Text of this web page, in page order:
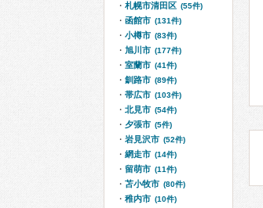
札幌市清田区 (55件)
函館市 (131件)
小樽市 (83件)
旭川市 (177件)
室蘭市 (41件)
釧路市 (89件)
帯広市 (103件)
北見市 (54件)
夕張市 (5件)
岩見沢市 (52件)
網走市 (14件)
留萌市 (11件)
苫小牧市 (80件)
稚内市 (10件)